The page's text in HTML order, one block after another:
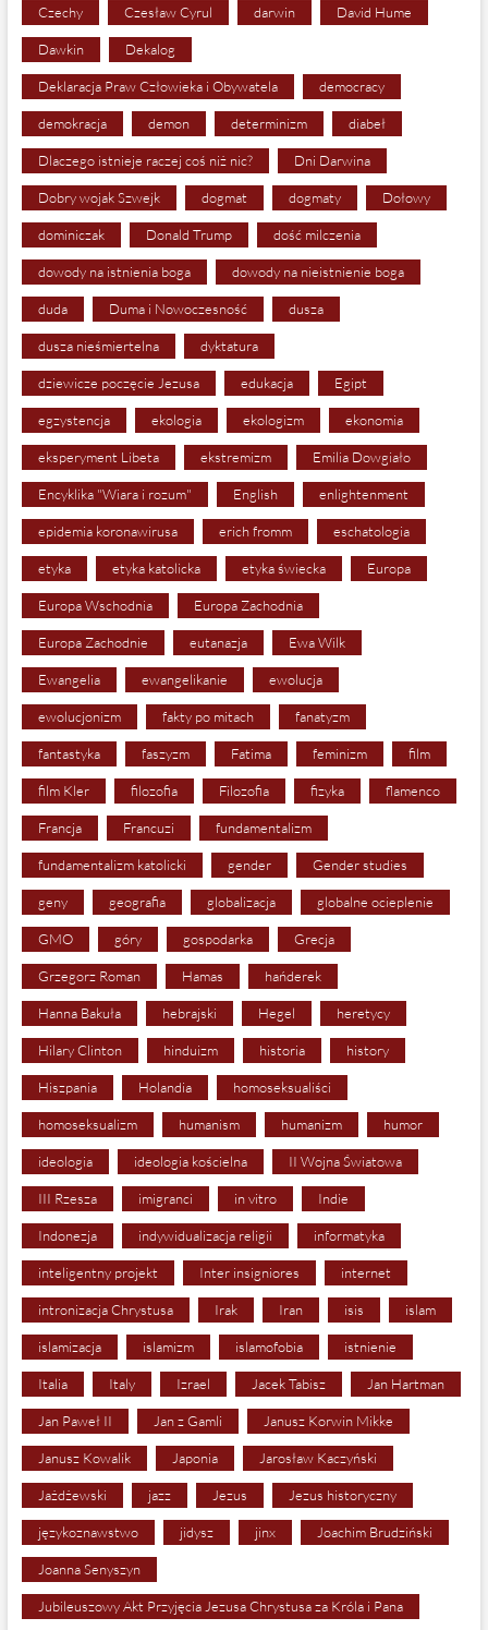
Czechy Czesław Cyrul darwin David Hume
Dawkin Dekalog
Deklaracja Praw Człowieka i Obywatela democracy
demokracja demon determinizm diabeł
Dlaczego istnieje raczej coś niż nic? Dni Darwina
Dobry wojak Szwejk dogmat dogmaty Dołowy
dominiczak Donald Trump dość milczenia
dowody na istnienia boga dowody na nieistnienie boga
duda Duma i Nowoczesność dusza
dusza nieśmiertelna dyktatura
dziewicze poczęcie Jezusa edukacja Egipt
egzystencja ekologia ekologizm ekonomia
eksperyment Libeta ekstremizm Emilia Dowgiało
Encyklika "Wiara i rozum" English enlightenment
epidemia koronawirusa erich fromm eschatologia
etyka etyka katolicka etyka świecka Europa
Europa Wschodnia Europa Zachodnia
Europa Zachodnie eutanazja Ewa Wilk
Ewangelia ewangelikanie ewolucja
ewolucjonizm fakty po mitach fanatyzm
fantastyka faszyzm Fatima feminizm film
film Kler filozofia Filozofia fizyka flamenco
Francja Francuzi fundamentalizm
fundamentalizm katolicki gender Gender studies
geny geografia globalizacja globalne ocieplenie
GMO góry gospodarka Grecja
Grzegorz Roman Hamas hańderek
Hanna Bakuła hebrajski Hegel heretycy
Hilary Clinton hinduizm historia history
Hiszpania Holandia homoseksualiści
homoseksualizm humanism humanizm humor
ideologia ideologia kościelna II Wojna Światowa
III Rzesza imigranci in vitro Indie
Indonezja indywidualizacja religii informatyka
inteligentny projekt Inter insigniores internet
intronizacja Chrystusa Irak Iran isis islam
islamizacja islamizm islamofobia istnienie
Italia Italy Izrael Jacek Tabisz Jan Hartman
Jan Paweł II Jan z Gamli Janusz Korwin Mikke
Janusz Kowalik Japonia Jarosław Kaczyński
Jażdżewski jazz Jezus Jezus historyczny
językoznawstwo jidysz jinx Joachim Brudziński
Joanna Senyszyn
Jubileuszowy Akt Przyjęcia Jezusa Chrystusa za Króla i Pana